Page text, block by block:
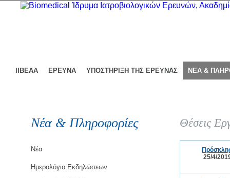
ΙΙΒΕΑΑ ΕΡΕΥΝΑ ΥΠΟΣΤΗΡΙΞΗ ΤΗΣ ΕΡΕΥΝΑΣ ΝΕΑ &
Νέα & Πληροφορίες
Νέα
Ημερολόγιο Εκδηλώσεων
Θέσεις
25/4/